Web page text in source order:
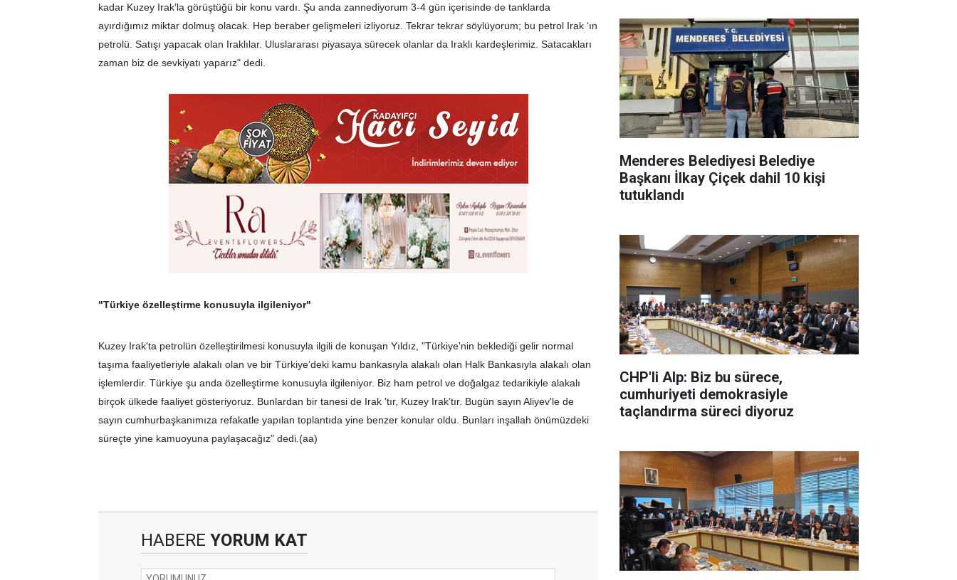
kadar Kuzey Irak’la görüştüğü bir konu vardı. Şu anda zannediyorum 3-4 gün içerisinde de tanklarda
ayırdığımız miktar dolmuş olacak. Hep beraber gelişmeleri izliyoruz. Tekrar tekrar söylüyorum; bu petrol Irak ‘ın
petrolü. Satışı yapacak olan Iraklılar. Uluslararası piyasaya sürecek olanlar da Iraklı kardeşlerimiz. Satacakları
zaman biz de sevkiyatı yaparız" dedi.
"Türkiye özelleştirme konusuyla ilgileniyor"
Kuzey Irak'ta petrolün özelleştirilmesi konusuyla ilgili de konuşan Yıldız, "Türkiye'nin beklediği gelir normal
taşıma faaliyetleriyle alakalı olan ve bir Türkiye’deki kamu bankasıyla alakalı olan Halk Bankasıyla alakalı olan
işlemlerdir. Türkiye şu anda özelleştirme konusuyla ilgileniyor. Biz ham petrol ve doğalgaz tedarikiyle alakalı
birçok ülkede faaliyet gösteriyoruz. Bunlardan bir tanesi de Irak 'tır, Kuzey Irak’tır. Bugün sayın Aliyev'le de
sayın cumhurbaşkanımıza refakatle yapılan toplantıda yine benzer konular oldu. Bunları inşallah önümüzdeki
süreçte yine kamuoyuna paylaşacağız" dedi.(aa)
HABERE YORUM KAT
Menderes Belediyesi Belediye
Başkanı İlkay Çiçek dahil 10 kişi
tutuklandı
CHP'li Alp: Biz bu sürece,
cumhuriyeti demokrasiyle
taçlandırma süreci diyoruz